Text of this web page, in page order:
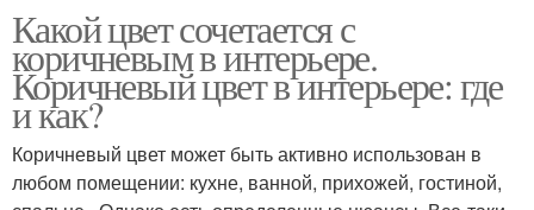
Какой цвет сочетается с
коричневым в интерьере.
Коричневый цвет в интерьере: где
и как?
Коричневый цвет может быть активно использован в
любом помещении: кухне, ванной, прихожей, гостиной,